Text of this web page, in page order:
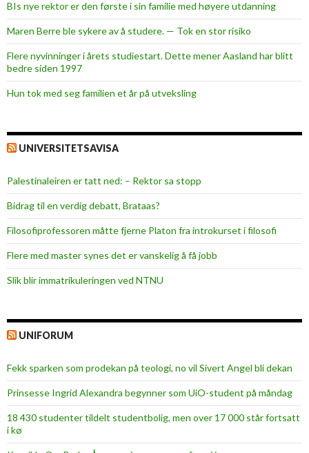
BIs nye rektor er den første i sin familie med høyere utdanning
Maren Berre ble sykere av å studere. — Tok en stor risiko
Flere nyvinninger i årets studiestart. Dette mener Aasland har blitt
bedre siden 1997
Hun tok med seg familien et år på utveksling
UNIVERSITETSAVISA
Palestinaleiren er tatt ned: – Rektor sa stopp
Bidrag til en verdig debatt, Brataas?
Filosofiprofessoren måtte fjerne Platon fra introkurset i filosofi
Flere med master synes det er vanskelig å få jobb
Slik blir immatrikuleringen ved NTNU
UNIFORUM
Fekk sparken som prodekan på teologi, no vil Sivert Angel bli dekan
Prinsesse Ingrid Alexandra begynner som UiO-student på måndag
18 430 studenter tildelt studentbolig, men over 17 000 står fortsatt
i kø